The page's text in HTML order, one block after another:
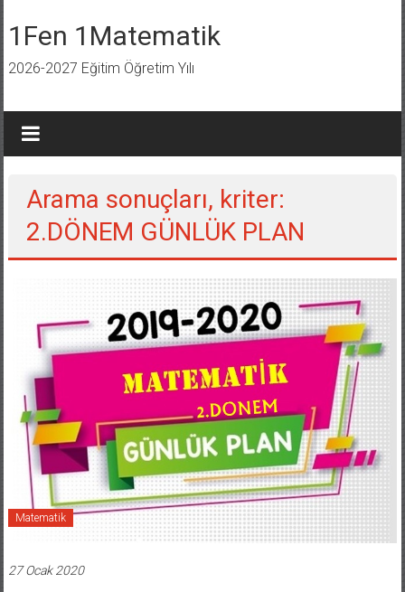
geç
1Fen 1Matematik
2026-2027 Eğitim Öğretim Yılı
Arama sonuçları, kriter:
2.DÖNEM GÜNLÜK PLAN
Matematik
27 Ocak 2020